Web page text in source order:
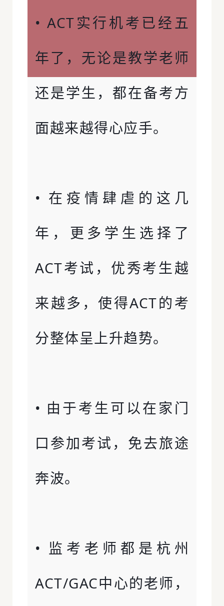
• ACT实行机考已经五
年了，无论是教学老师
还是学生，都在备考方
面越来越得心应手。
• 在疫情肆虐的这几
年，更多学生选择了
ACT考试，优秀考生越
来越多，使得ACT的考
分整体呈上升趋势。
• 由于考生可以在家门
口参加考试，免去旅途
奔波。
• 监考老师都是杭州
ACT/GAC中心的老师，